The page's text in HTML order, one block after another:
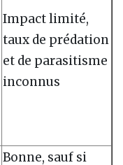
Impact limité,
taux de prédation
et de parasitisme
inconnus
Bonne, sauf si